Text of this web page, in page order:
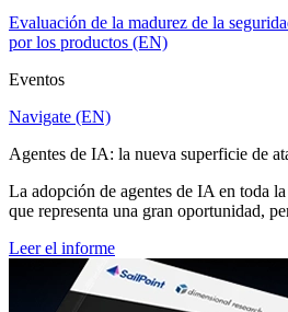
Evaluación de la madurez de la
por los productos (EN)
Eventos
Navigate (EN)
Agentes de IA: la nueva superficie de
La adopción de agentes de IA en toda
que representa una gran oportunidad,
Leer el informe